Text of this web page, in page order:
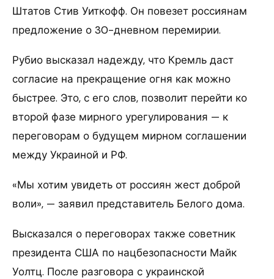
Штатов Стив Уиткофф. Он повезет россиянам
предложение о 30-дневном перемирии.
Рубио высказал надежду, что Кремль даст
согласие на прекращение огня как можно
быстрее. Это, с его слов, позволит перейти ко
второй фазе мирного урегулирования — к
переговорам о будущем мирном соглашении
между Украиной и РФ.
«Мы хотим увидеть от россиян жест доброй
воли», — заявил представитель Белого дома.
Высказался о переговорах также советник
президента США по нацбезопасности Майк
Уолтц. После разговора с украинской